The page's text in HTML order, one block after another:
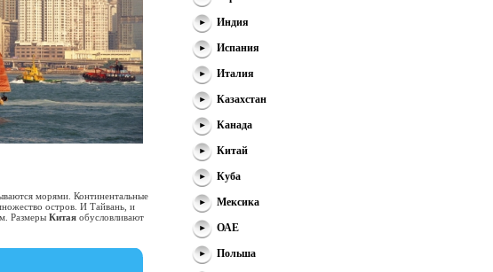
морями. Континентальные
остров. И Тайвань, и
Размеры Китая обусловливают
Индия
Испания
Италия
Казахстан
Канада
Китай
Куба
Мексика
ОАЕ
Польша